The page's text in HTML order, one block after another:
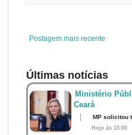
Postagem mais recente
Últimas notícias
Ministério
Ceará
MP solicitou
Hoje às 15:00